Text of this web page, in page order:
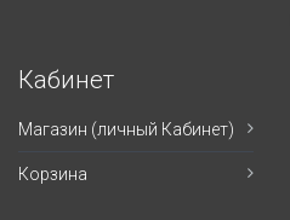
Кабинет
Магазин (личный Кабинет)
Корзина